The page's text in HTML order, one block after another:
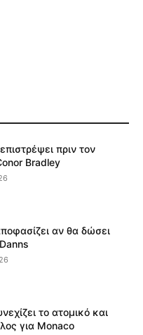
πριν τον
Bradley
αν θα δώσει
το ατομικό και
για Monaco